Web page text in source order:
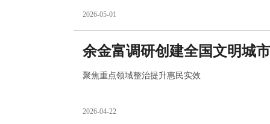
2026-05-01
余金富调研创建全国文明城
聚焦重点领域整治提升惠民实效
2026-04-22